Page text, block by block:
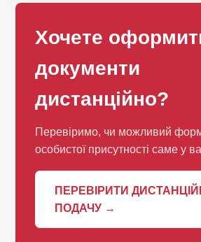
Хочете
документи
дистанційно?
Перевіримо, чи можливий
особистої присутності саме у
ПЕРЕВІРИТИ
ПОДАЧУ →